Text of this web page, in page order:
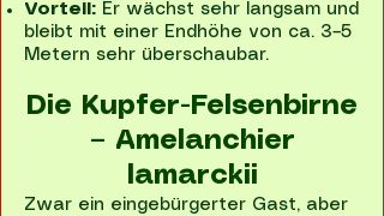
Vorteil: Er wächst sehr langsam und
bleibt mit einer Endhöhe von ca. 3–5
Metern sehr überschaubar.
Die Kupfer-Felsenbirne
– Amelanchier
lamarckii
Zwar ein eingebürgerter Gast, aber